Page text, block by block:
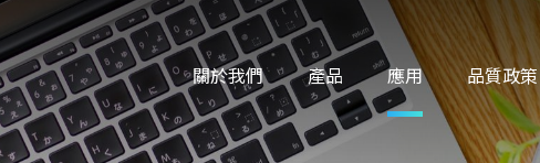
關於我們 產品 應用 品質政策